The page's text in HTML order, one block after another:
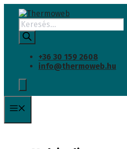
Kilépés
tartalomba
Products
search
+36 30 159 2608
info@thermoweb.hu